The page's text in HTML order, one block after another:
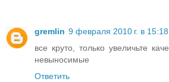
gremlin 9 февраля 2010 г. в 15:18
все круто, только увеличьте
невыносимые
Ответить